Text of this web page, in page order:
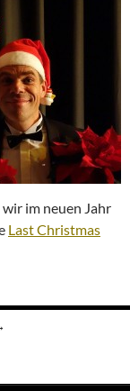
im neuen Jahr
Last Christmas